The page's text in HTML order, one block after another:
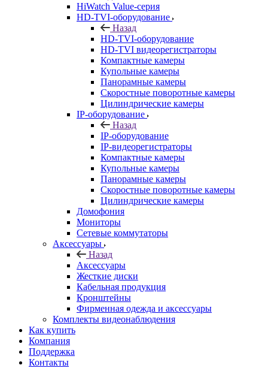
HiWatch Value-серия
HD-TVI-оборудование
Назад
HD-TVI-оборудование
HD-TVI видеорегистраторы
Компактные камеры
Купольные камеры
Панорамные камеры
Скоростные поворотные камеры
Цилиндрические камеры
IP-оборудование
Назад
IP-оборудование
IP-видеорегистраторы
Компактные камеры
Купольные камеры
Панорамные камеры
Скоростные поворотные камеры
Цилиндрические камеры
Домофония
Мониторы
Сетевые коммутаторы
Аксессуары
Назад
Аксессуары
Жесткие диски
Кабельная продукция
Кронштейны
Фирменная одежда и аксессуары
Комплекты видеонаблюдения
Как купить
Компания
Поддержка
Контакты